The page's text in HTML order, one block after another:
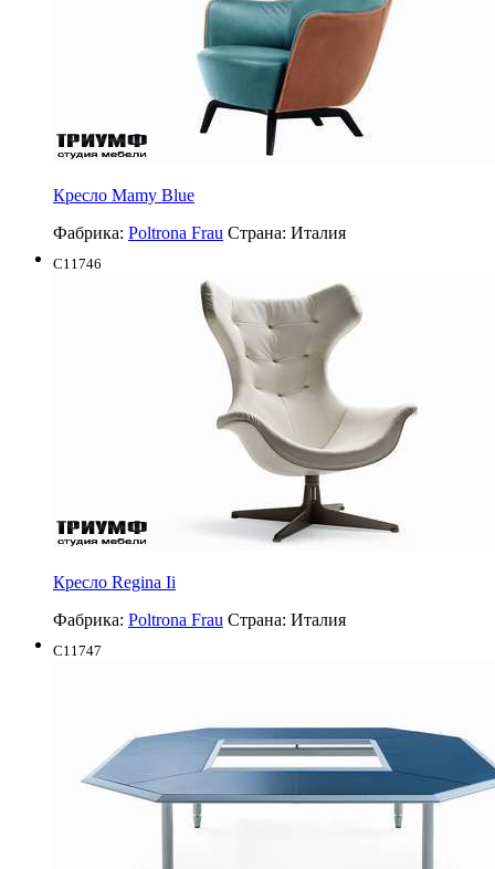
Кресло Mamy Blue
Фабрика: Poltrona Frau Страна: Италия
C11746
Кресло Regina Ii
Фабрика: Poltrona Frau Страна: Италия
C11747